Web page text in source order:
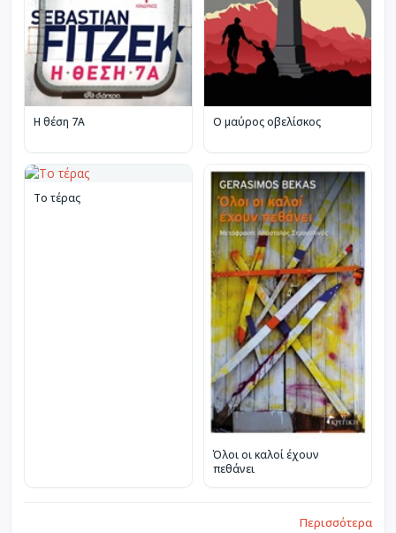
Η θέση 7Α Ο μαύρος οβελίσκος
Το τέρας
Όλοι οι καλοί έχουν
πεθάνει
Περισσότερα